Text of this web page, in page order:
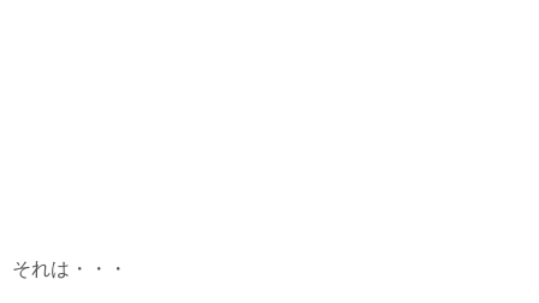
それは・・・